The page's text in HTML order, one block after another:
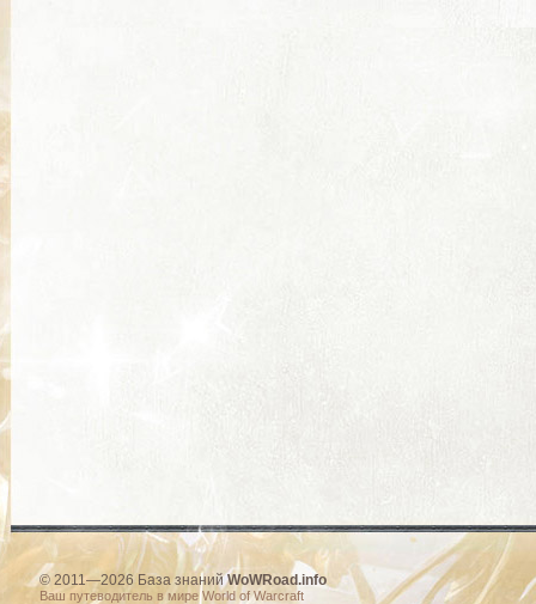
© 2011—2026 База знанийWoWRoad.info
Ваш путеводитель в мире World of Warcraft